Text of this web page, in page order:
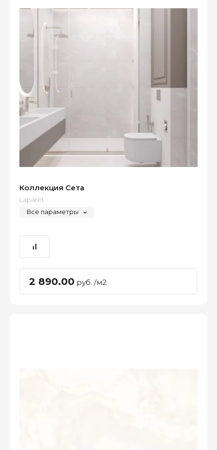
Коллекция Сета
Laparet
Все параметры
2 890.00 руб. /м2